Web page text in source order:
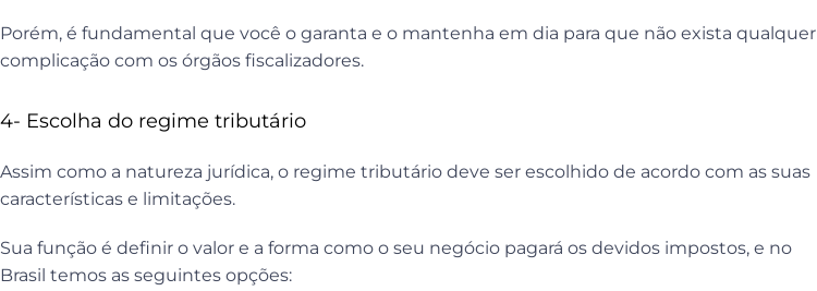
Porém, é fundamental que você o garanta e o mantenha em dia para que não exista qualquer
complicação com os órgãos fiscalizadores.
4- Escolha do regime tributário
Assim como a natureza jurídica, o regime tributário deve ser escolhido de acordo com as suas
características e limitações.
Sua função é definir o valor e a forma como o seu negócio pagará os devidos impostos, e no
Brasil temos as seguintes opções: